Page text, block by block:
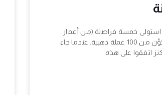
استولى خمسة قراصنة (من أعمار
مختلفة) على كنز مُكوَّن من 100 عملة ذهبية. عندما جاء
اتفقوا على هذه